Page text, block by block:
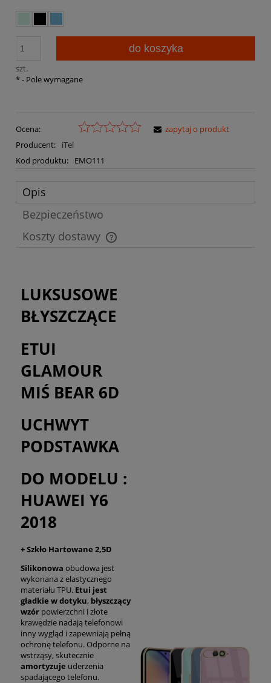
szt.
do koszyka
*- Pole wymagane
Ocena:
Producent:
iTel
Kod produktu:
EMO111
zapytaj o produkt
Opis
Bezpieczeństwo
Koszty dostawy
Cena nie zawiera ewentualnych kosztów płatności
LUKSUSOWE
BŁYSZCZĄCE
ETUI
GLAMOUR
MIŚ BEAR 6D
UCHWYT
PODSTAWKA
DO MODELU :
HUAWEI Y6
2018
+ Szkło Hartowane 2,5D
Silikonowa obudowa jest
wykonana z elastycznego
materiału TPU. Etui jest
gładkie w dotyku, błyszczący
wzór powierzchni i złote
krawędzie nadają telefonowi
inny wygląd i zapewniają pełną
ochronę telefonu. Odporne na
wstrząsy, skutecznie
amortyzuje uderzenia
spadającego telefonu.